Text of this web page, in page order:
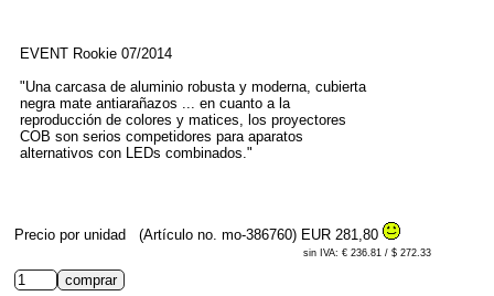
EVENT Rookie 07/2014
"Una carcasa de aluminio robusta y moderna, cubierta
negra mate antiarañazos ... en cuanto a la
reproducción de colores y matices, los proyectores
COB son serios competidores para aparatos
alternativos con LEDs combinados."
Precio por unidad (Artículo no. mo-386760) EUR 281,80
sin IVA: € 236.81 / $ 272.33